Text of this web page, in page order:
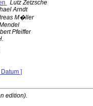
Lutz Zetzsche
Arndt
M�ller
Pfeiffer
Datum ]
edition).